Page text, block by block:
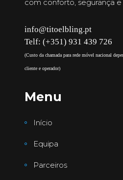
com conforto, segurança e
info@titoelbling.pt
Telf: (+351) 931 439 726
(Custo da chamada para rede móvel nacional
cliente e operador)
Menu
Início
Equipa
Parceiros